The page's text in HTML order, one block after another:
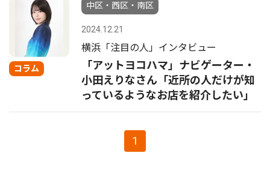
コラム
中区・西区・南区
2024.12.21
横浜「注目の人」インタビュー
「アットヨコハマ」ナビゲーター・
小田えりなさん「近所の人だけが知
っているようなお店を紹介したい」
1